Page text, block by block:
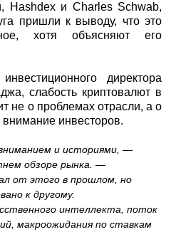
Hashdex и Charles Schwab,
пришли к выводу, что это
хотя объясняют его
директора
слабость криптовалют в
не о проблемах отрасли, а о
внимание инвесторов.
и историями, —
обзоре рынка. —
от этого в прошлом, но
к другому.
интеллекта, поток
макроожидания по ставкам